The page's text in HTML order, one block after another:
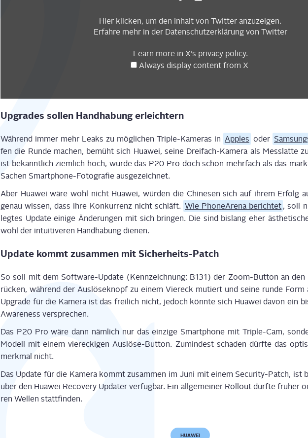
Hier kli­cken, um den Inhalt von Twit­ter anzuzeigen.
Erfah­re mehr in der Daten­schutz­er­klä­rungvon Twitter
Learn more in X’s pri­va­cy poli­cy.
Always dis­play con­tent from X
Upgrades sol­len Hand­ha­bung erleichtern
Wäh­rend immer mehr Leaks zu mög­li­chen Tri­ple-Kame­ras in App­les oder
fen die Run­de machen, bemüht sich Hua­wei, sei­ne Drei­fach-Kame­ra als Mess­lat­te
ist bekannt­lich ziem­lich hoch, wur­de das P20 Pro doch schon mehr­fach als das
Sachen Smart­phone-Foto­gra­fie ausgezeichnet.
Aber Hua­wei wäre wohl nicht Hua­wei, wür­den die Chi­ne­sen sich auf ihrem Erfolg
genau wis­sen, dass ihre Kon­kur­renz nicht schläft. Wie Pho­ne­A­re­na berich­tet , soll
leg­tes Update eini­ge Ände­run­gen mit sich brin­gen. Die sind bis­lang eher
wohl der intui­ti­ve­ren Hand­ha­bung dienen.
Update kommt zusam­men mit Sicherheits-Patch
So soll mit dem Soft­ware-Update (Kenn­zeich­nung: B131) der Zoom-But­ton an den
rücken, wäh­rend der Aus­lö­se­knopf zu einem Vier­eck mutiert und sei­ne run­de Form
Upgrade für die Kame­ra ist das frei­lich nicht, jedoch könn­te sich Hua­wei davon ein
Awa­re­ness versprechen.
Das P20 Pro wäre dann näm­lich nur das ein­zi­ge Smart­phone mit Tri­ple-Cam,
Modell mit einem vier­ecki­gen Aus­lö­se-But­ton. Zumin­dest scha­den dürf­te das
merk­mal nicht.
Das Update für die Kame­ra kommt zusam­men im Juni mit einem Secu­ri­ty-Patch, ist
über den Hua­wei Reco­very Upda­ter ver­füg­bar. Ein all­ge­mei­ner Roll­out dürf­te frü­her
ren Wel­len stattfinden.
HUAWEI